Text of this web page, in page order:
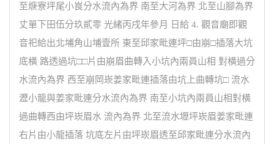
至焿寮坪尾小峎分水流內為界 南至大河為界 北至山腳為界
丈單下田伍分玖貳零 光緒丙戌年參月 日給 4. 觀音廟即觀
音祀給出北埔角山埔壹所 東至邱家毗連坪□由崩□插落大坑
底橫 路透過坑□□片由崩眉曲轉入小坑內兩員山相 對橫過分
水流內為界 西至崩岡崁姜家毗連插落由坑上曲轉坑□ 流水
瀝小龍與姜家毗連分水流內為界 南至小坑內兩員山相對橫
過曲轉西由坪崁眉水 流內為界 北至流水壢坪崁眉姜家毗連
右片由小龍插落 坑底左片由坪崁眉透至邱家毗連分水流內